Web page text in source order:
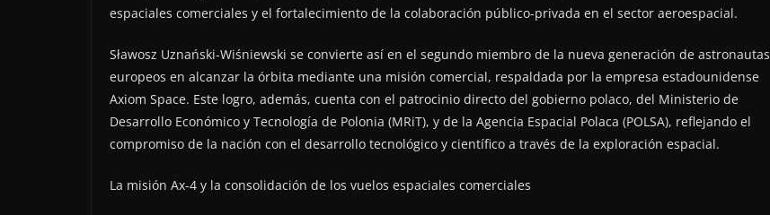
espaciales comerciales y el fortalecimiento de la colaboración público-privada en el sector aeroespacial.
Sławosz Uznański-Wiśniewski se convierte así en el segundo miembro de la nueva generación de astronautas
europeos en alcanzar la órbita mediante una misión comercial, respaldada por la empresa estadounidense
Axiom Space. Este logro, además, cuenta con el patrocinio directo del gobierno polaco, del Ministerio de
Desarrollo Económico y Tecnología de Polonia (MRiT), y de la Agencia Espacial Polaca (POLSA), reflejando el
compromiso de la nación con el desarrollo tecnológico y científico a través de la exploración espacial.
La misión Ax-4 y la consolidación de los vuelos espaciales comerciales